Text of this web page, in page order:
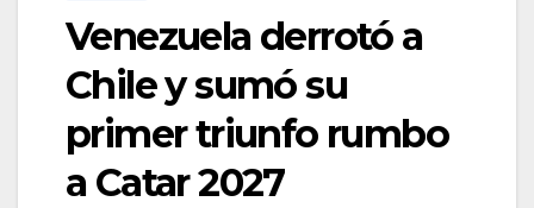
Venezuela derrotó a
Chile y sumó su
primer triunfo rumbo
a Catar 2027